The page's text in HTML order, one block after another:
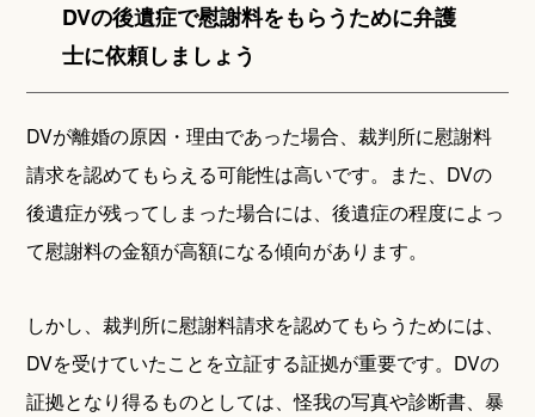
DVの後遺症で慰謝料をもらうために弁護
士に依頼しましょう
DVが離婚の原因・理由であった場合、裁判所に慰謝料
請求を認めてもらえる可能性は高いです。また、DVの
後遺症が残ってしまった場合には、後遺症の程度によっ
て慰謝料の金額が高額になる傾向があります。
しかし、裁判所に慰謝料請求を認めてもらうためには、
DVを受けていたことを立証する証拠が重要です。DVの
証拠となり得るものとしては、怪我の写真や診断書、暴